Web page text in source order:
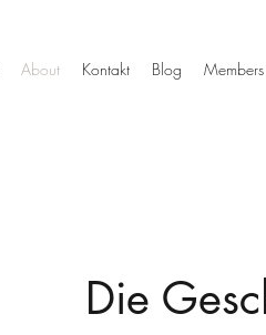
About Kontakt Blog Members
Die